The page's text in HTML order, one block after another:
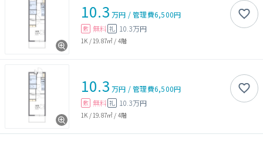
10.3 万円 /管理費6,500円
敷 無料 礼 10.3万円
1K / 19.87㎡ / 4階
10.3 万円 /管理費6,500円
敷 無料 礼 10.3万円
1K / 19.87㎡ / 4階